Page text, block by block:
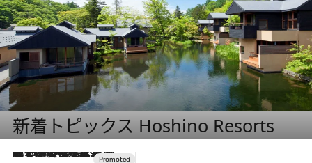
新着トピックス Hoshino Resorts
2026.8.7
【トンボの足水浴】ヒノキの香りに包まれて涼感マックス！約13℃の湧水かけ流しを避暑地「星野温泉 トンボの湯」で体験